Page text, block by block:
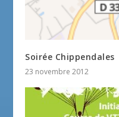
Soirée Chippendales
23 novembre 2012